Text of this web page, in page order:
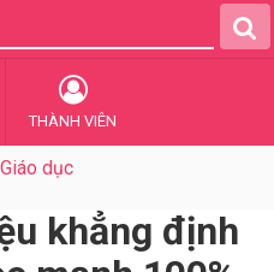
THÀNH VIÊN
Giáo dục
khẳng định